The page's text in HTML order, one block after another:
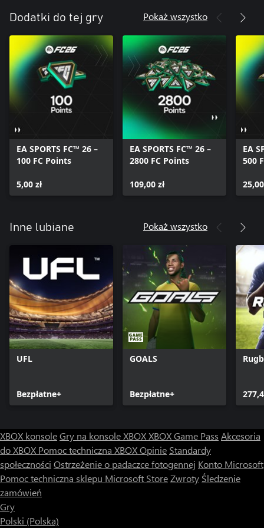
Dodatki do tej gry Pokaż wszystko
EA SPORTS FC™ 26 –
100 FC Points
5,00 zł
EA SPORTS FC™ 26 –
2800 FC Points
109,00 zł
EA
500
Inne lubiane Pokaż wszystko
UFL
Bezpłatne+
GOALS
Bezpłatne+
XBOX konsoleGry na konsole XBOXXBOX Game Pass Akcesoria
do XBOX Pomoc techniczna XBOXOpinie Standardy
społeczności Ostrzeżenie o padaczce fotogennej Konto Microsoft
Pomoc techniczna sklepu Microsoft StoreZwroty Śledzenie
zamówień
Gry
Polski (Polska)